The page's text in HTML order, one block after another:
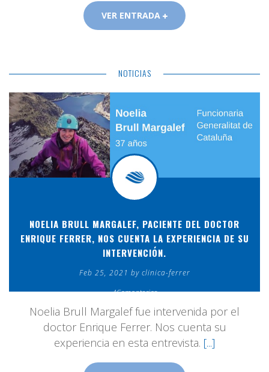
VER ENTRADA
NOTICIAS
NOELIA BRULL MARGALEF, PACIENTE DEL DOCTOR
ENRIQUE FERRER, NOS CUENTA LA EXPERIENCIA DE SU
INTERVENCIÓN.
Feb 25, 2021 by clinica-ferrer
4Comentarios
Noelia Brull Margalef fue intervenida por el
doctor Enrique Ferrer. Nos cuenta su
experiencia en esta entrevista. [...]